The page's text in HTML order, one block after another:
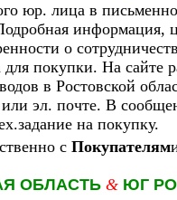
юр. лица в
информация,
о
для покупки. На сайте
в Ростовской
эл. почте. В
на покупку.
с Покупателям
ОБЛАСТЬ & ЮГ